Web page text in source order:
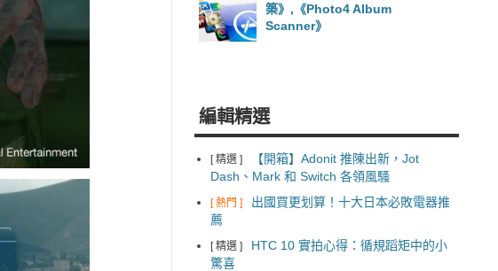
築》,《Photo4 Album
Scanner》
編輯精選
[ 精選 ]
【開箱】Adonit 推陳出新，Jot
Dash、Mark 和 Switch 各領風騷
[ 熱門 ]
出國買更划算！十大日本必敗電器推
薦
[ 精選 ]
HTC 10 實拍心得：循規蹈矩中的小
驚喜